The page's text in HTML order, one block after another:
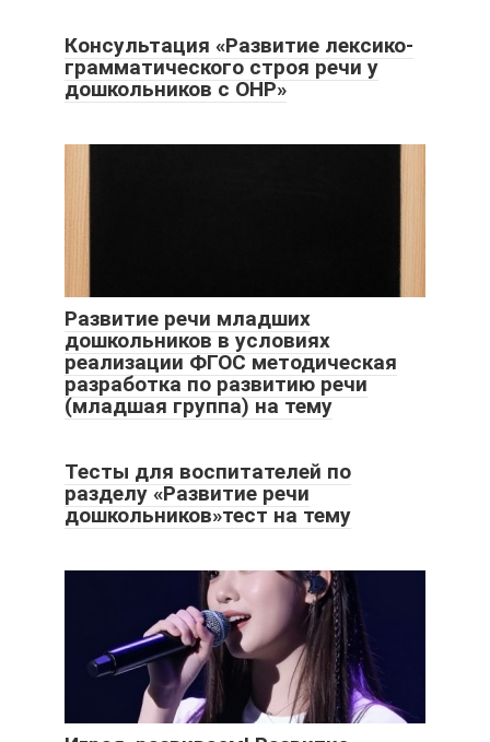
Консультация «Развитие лексико-
грамматического строя речи у
дошкольников с ОНР»
Развитие речи младших
дошкольников в условиях
реализации ФГОС методическая
разработка по развитию речи
(младшая группа) на тему
Тесты для воспитателей по
разделу «Развитие речи
дошкольников»тест на тему